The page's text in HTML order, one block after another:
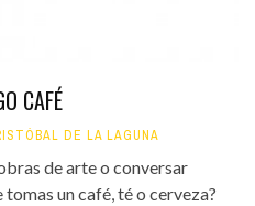
CAFÉ
DE LA LAGUNA
de arte o conversar
un café, té o cerveza?